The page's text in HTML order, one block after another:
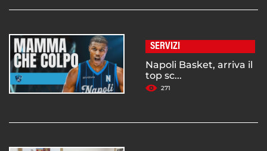
SERVIZI
Napoli Basket, arriva il
top sc...
271